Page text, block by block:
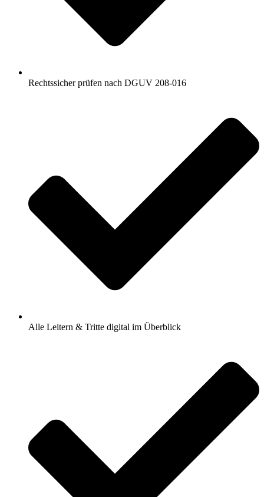
Rechtssicher prüfen nach DGUV 208-016
Alle Leitern & Tritte digital im Überblick